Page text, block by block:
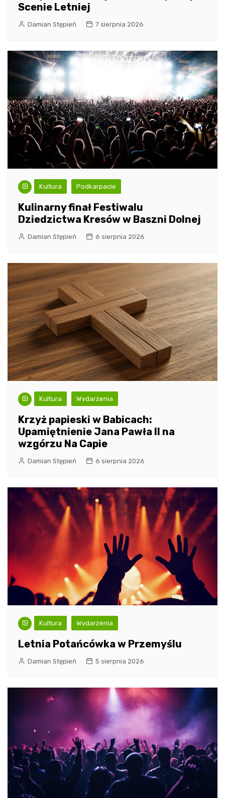
Scenie Letniej
Damian Stępień 7 sierpnia 2026
Kultura Podkarpacie
Kulinarny finał Festiwalu
Dziedzictwa Kresów w Baszni Dolnej
Damian Stępień 6 sierpnia 2026
Kultura Wydarzenia
Krzyż papieski w Babicach:
Upamiętnienie Jana Pawła II na
wzgórzu Na Capie
Damian Stępień 6 sierpnia 2026
Kultura Wydarzenia
Letnia Potańcówka w Przemyślu
Damian Stępień 5 sierpnia 2026